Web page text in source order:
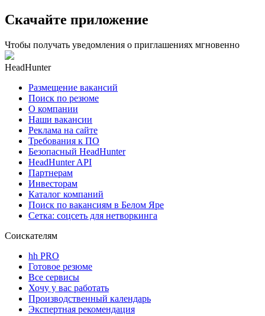
Скачайте приложение
Чтобы получать уведомления о приглашениях мгновенно
HeadHunter
Размещение вакансий
Поиск по резюме
О компании
Наши вакансии
Реклама на сайте
Требования к ПО
Безопасный HeadHunter
HeadHunter API
Партнерам
Инвесторам
Каталог компаний
Поиск по вакансиям в Белом Яре
Сетка: соцсеть для нетворкинга
Соискателям
hh PRO
Готовое резюме
Все сервисы
Хочу у вас работать
Производственный календарь
Экспертная рекомендация